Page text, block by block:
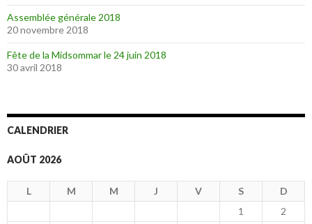
Assemblée générale 2018
20 novembre 2018
Fête de la Midsommar le 24 juin 2018
30 avril 2018
CALENDRIER
AOÛT 2026
L M M J V S
D
1
2